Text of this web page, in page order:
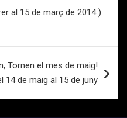
al 15 de març de 2014 )
Tornen el mes de maig!
14 de maig al 15 de juny